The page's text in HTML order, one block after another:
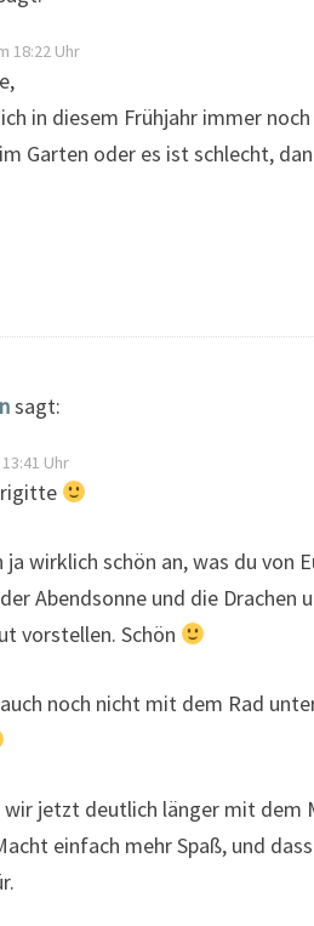
18:22 Uhr
in diesem Frühjahr immer
Garten oder es ist schlecht,
sagt:
Uhr
ja wirklich schön an, was du von
Abendsonne und die Drachen
vorstellen. Schön
noch nicht mit dem Rad
wir jetzt deutlich länger mit dem
einfach mehr Spaß, und